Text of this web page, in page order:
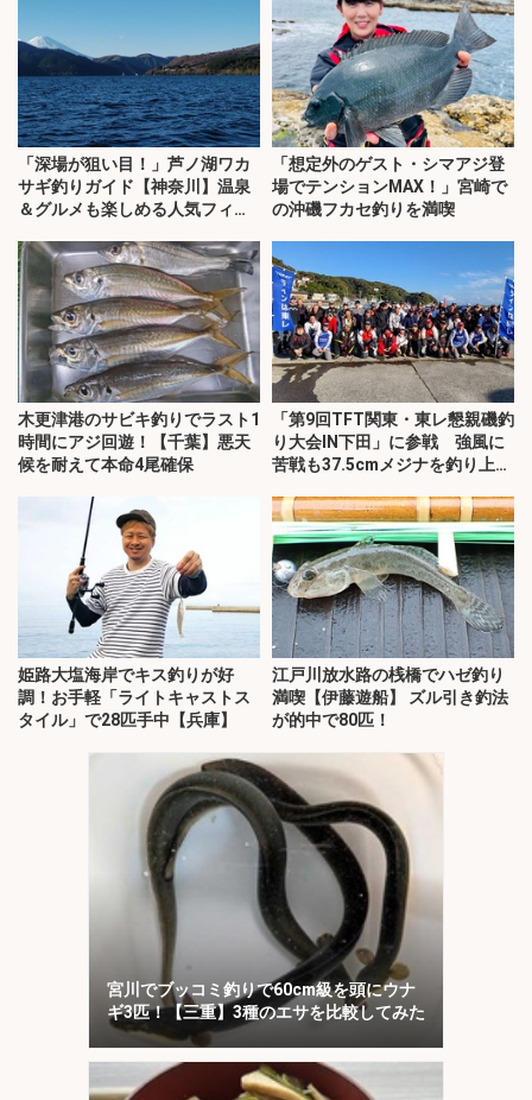
「深場が狙い目！」芦ノ湖ワカ
サギ釣りガイド【神奈川】温泉
＆グルメも楽しめる人気フィー
「想定外のゲスト・シマアジ登
場でテンションMAX！」宮崎で
の沖磯フカセ釣りを満喫
木更津港のサビキ釣りでラスト1
時間にアジ回遊！【千葉】悪天
候を耐えて本命4尾確保
「第9回TFT関東・東レ懇親磯釣
り大会IN下田」に参戦 強風に
苦戦も37.5cmメジナを釣り上げ
姫路大塩海岸でキス釣りが好
調！お手軽「ライトキャストス
タイル」で28匹手中【兵庫】
江戸川放水路の桟橋でハゼ釣り
満喫【伊藤遊船】 ズル引き釣法
が的中で80匹！
宮川でブッコミ釣りで60cm級を頭にウナ
ギ3匹！【三重】3種のエサを比較してみた